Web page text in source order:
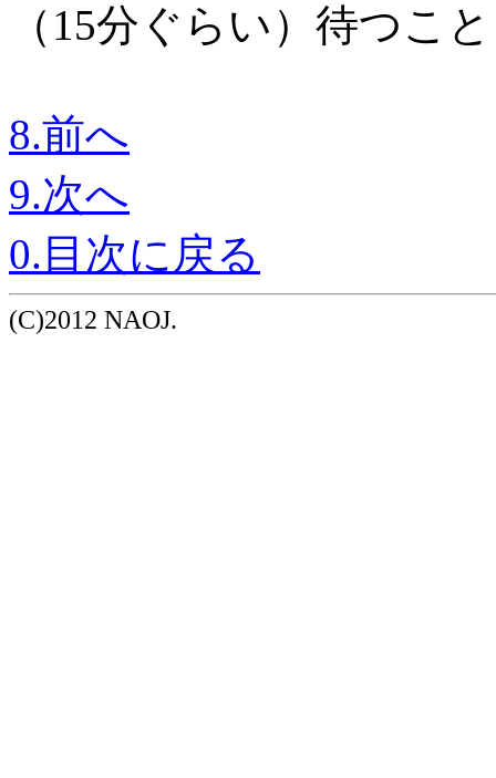
（15分ぐらい）待つこ
8.前へ
9.次へ
0.目次に戻る
(C)2012 NAOJ.